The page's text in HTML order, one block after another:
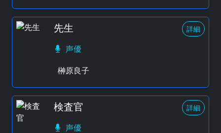
先生 詳細
声優
榊原良子
検査官 詳細
声優